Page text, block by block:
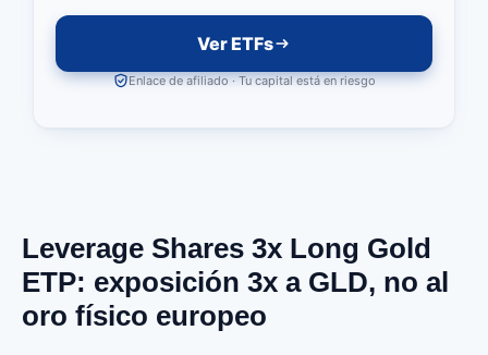
Ver ETFs
Enlace de afiliado · Tu capital está en riesgo
Leverage Shares 3x Long Gold
ETP: exposición 3x a GLD, no al
oro físico europeo